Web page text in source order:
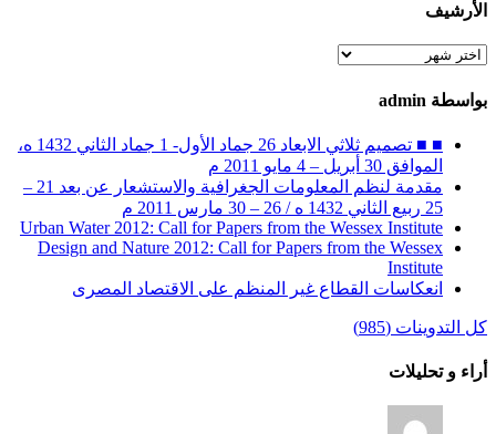
الأرشيف
الأرشيف
بواسطة admin
■ ■ تصميم ثلاثي الابعاد 26 جماد الأول- 1 جماد الثاني 1432 ه،
الموافق 30 أبريل – 4 مايو 2011 م
مقدمة لنظم المعلومات الجغرافية والاستشعار عن بعد 21 –
25 ربيع الثاني 1432 ه / 26 – 30 مارس 2011 م
Urban Water 2012: Call for Papers from the Wessex Institute
Design and Nature 2012: Call for Papers from the Wessex
Institute‏
انعكاسات القطاع غير المنظم على الاقتصاد المصرى
كل التدوينات (985)
أراء و تحليلات